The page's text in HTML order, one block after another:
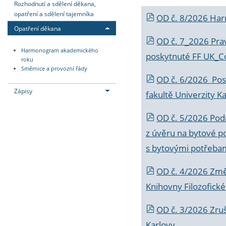
Rozhodnutí a sdělení děkana,
opatření a sdělení tajemníka
Opatření děkana
Harmonogram akademického
roku
Směrnice a provozní řády
Zápisy
OD č. 8/2026
OD č. 7_2026
poskytnuté FF
OD č. 6/2026
fakultě Univerzity
OD č. 5/2026
z úvěru na bytové
s bytovými
OD č. 4/2026
Knihovny
OD č. 3/2026